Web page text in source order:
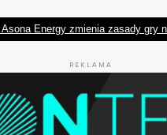
Energy zmienia zasady gry
REKLAMA